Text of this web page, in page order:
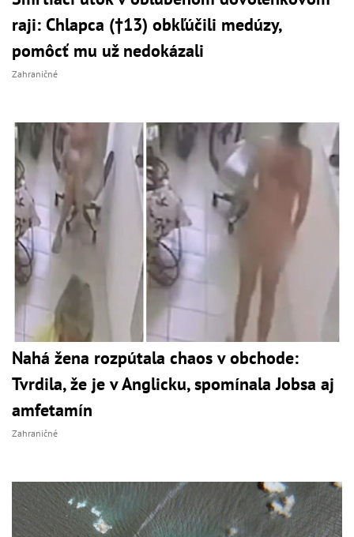
raji: Chlapca (†13) obkľúčili medúzy,
pomôcť mu už nedokázali
Zahraničné
Nahá žena rozpútala chaos v obchode:
Tvrdila, že je v Anglicku, spomínala Jobsa aj
amfetamín
Zahraničné